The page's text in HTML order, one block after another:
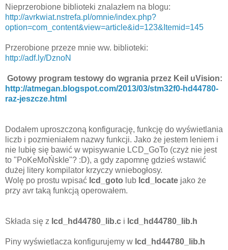
Nieprzerobione biblioteki znalazłem na blogu:
http://avrkwiat.nstrefa.pl/omnie/index.php?
option=com_content&view=article&id=123&Itemid=145
Przerobione przeze mnie ww. biblioteki:
http://adf.ly/DznoN
Gotowy program testowy do wgrania przez Keil uVision:
http://atmegan.blogspot.com/2013/03/stm32f0-hd44780-
raz-jeszcze.html
Dodałem uproszczoną konfigurację, funkcję do wyświetlania
liczb i pozmieniałem nazwy funkcji. Jako że jestem leniem i
nie lubię się bawić w wpisywanie LCD_GoTo (czyż nie jest
to "PoKeMoŃskIe"? :D), a gdy zapomnę gdzieś wstawić
dużej litery kompilator krzyczy wniebogłosy.
Wolę po prostu wpisać lcd_goto lub lcd_locate jako że
przy avr taką funkcją operowałem.
Składa się z lcd_hd44780_lib.c i lcd_hd44780_lib.h
Piny wyświetlacza konfigurujemy w lcd_hd44780_lib.h